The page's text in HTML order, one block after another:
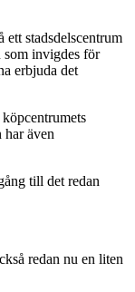
stadsdelscentrum
som invigdes för
erbjuda det
även
till det redan
redan nu en liten